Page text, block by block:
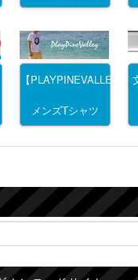
【PLAYPINEVALLEY
メンズTシャツ